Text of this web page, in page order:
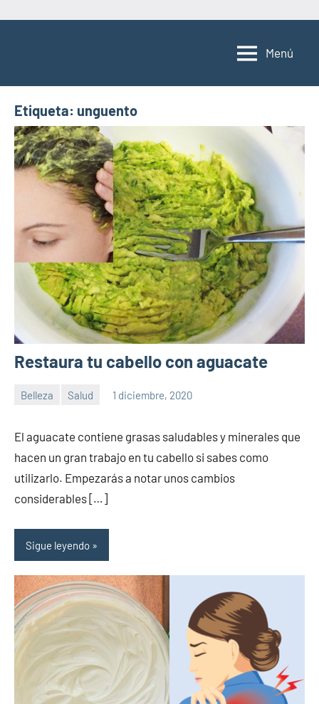
Menú
Etiqueta: unguento
Restaura tu cabello con aguacate
Belleza Salud 1 diciembre, 2020
la
salud
comentarios
El aguacate contiene grasas saludables y minerales que
hacen un gran trabajo en tu cabello si sabes como
utilizarlo. Empezarás a notar unos cambios
considerables […]
Sigue leyendo